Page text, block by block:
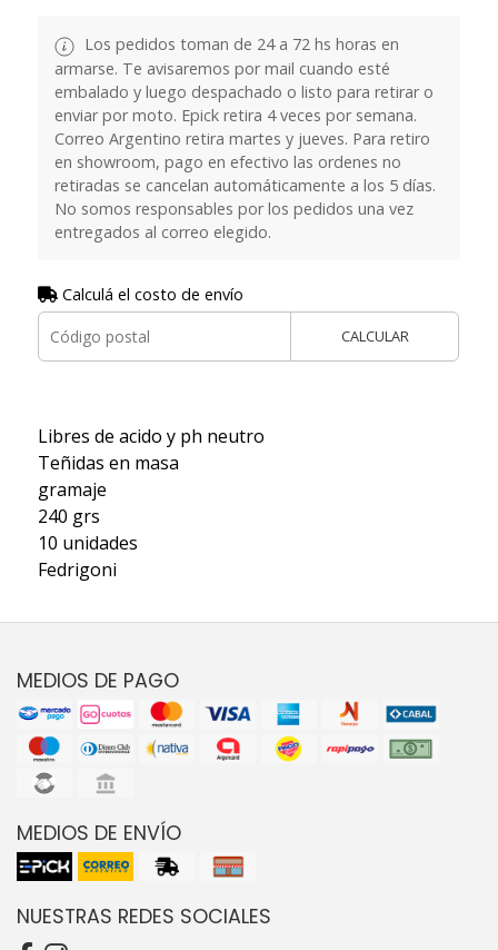
Los pedidos toman de 24 a 72 hs horas en
armarse. Te avisaremos por mail cuando esté
embalado y luego despachado o listo para retirar o
enviar por moto. Epick retira 4 veces por semana.
Correo Argentino retira martes y jueves. Para retiro
en showroom, pago en efectivo las ordenes no
retiradas se cancelan automáticamente a los 5 días.
No somos responsables por los pedidos una vez
entregados al correo elegido.
Calculá el costo de envío
CALCULAR
Libres de acido y ph neutro
Teñidas en masa
gramaje
240 grs
10 unidades
Fedrigoni
MEDIOS DE PAGO
MEDIOS DE ENVÍO
NUESTRAS REDES SOCIALES